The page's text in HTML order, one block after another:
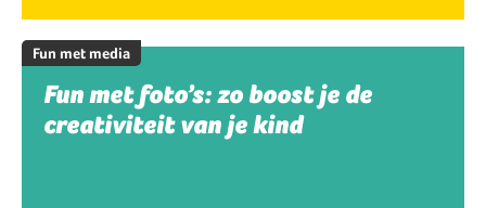
Fun met media
Fun met foto’s: zo boost je de
creativiteit van je kind